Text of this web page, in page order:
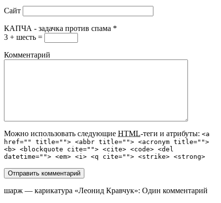
Сайт
КАПЧА - задачка против спама *
3 + шесть =
Комментарий
Можно использовать следующие HTML-теги и атрибуты: <a
href="" title=""> <abbr title=""> <acronym title="">
<b> <blockquote cite=""> <cite> <code> <del
datetime=""> <em> <i> <q cite=""> <strike> <strong>
шарж — карикатура «Леонид Кравчук»: Один комментарий